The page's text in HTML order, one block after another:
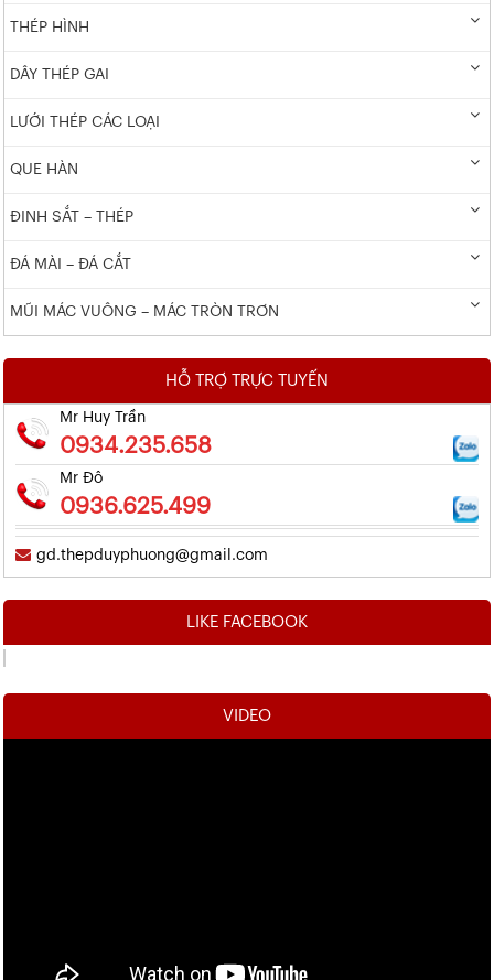
THÉP HÌNH
DÂY THÉP GAI
LƯỚI THÉP CÁC LOẠI
QUE HÀN
ĐINH SẮT – THÉP
ĐÁ MÀI – ĐÁ CẮT
MŨI MÁC VUÔNG – MÁC TRÒN TRƠN
HỖ TRỢ TRỰC TUYẾN
Mr Huy Trần
0934.235.658
Mr Đô
0936.625.499
gd.thepduyphuong@gmail.com
LIKE FACEBOOK
VIDEO